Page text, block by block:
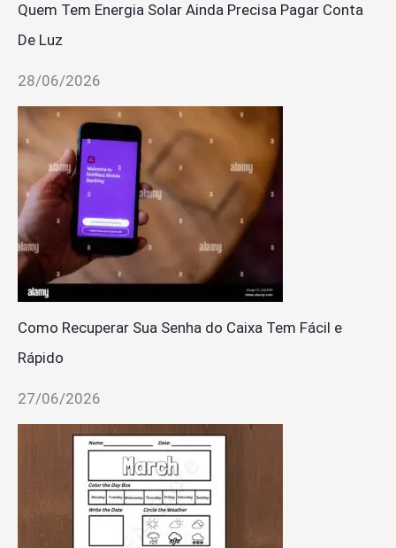
Quem Tem Energia Solar Ainda Precisa Pagar Conta
De Luz
28/06/2026
Como Recuperar Sua Senha do Caixa Tem Fácil e
Rápido
27/06/2026